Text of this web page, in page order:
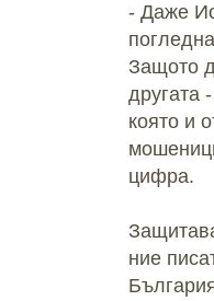
- Даже
Защото
другата
която и
цифра.
ние